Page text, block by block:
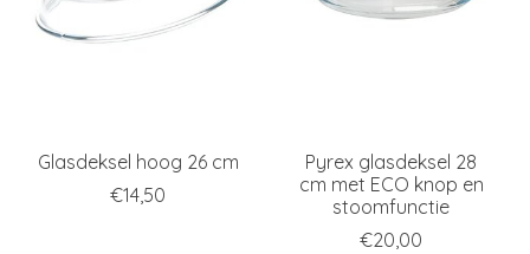
Glasdeksel hoog 26 cm
€14,50
Pyrex glasdeksel 28
cm met ECO knop en
stoomfunctie
€20,00